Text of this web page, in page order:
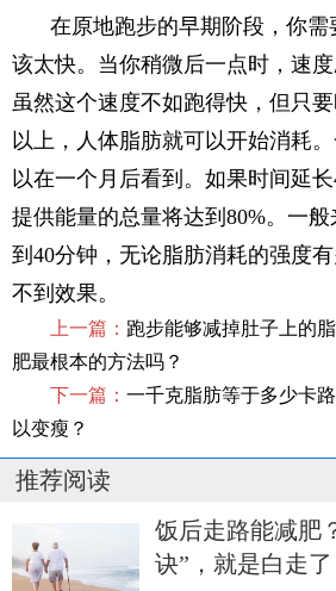
在原地跑步的早期阶段，你
该太快。当你稍微后一点时，速度
虽然这个速度不如跑得快，但只
以上，人体脂肪就可以开始消耗
以在一个月后看到。如果时间延
提供能量的总量将达到80%。一
到40分钟，无论脂肪消耗的强度
不到效果。
上一篇： 跑步能够减掉肚子上的
肥最根本的方法吗？
下一篇： 一千克脂肪等于多少卡
以变瘦？
推荐阅读
饭后走路能减肥
诀”，就是白走了